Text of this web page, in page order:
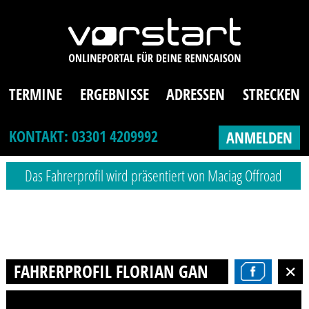
TERMINE ERGEBNISSE ADRESSEN
STRECKEN
KONTAKT: 03301 4209992
ANMELDEN
Das Fahrerprofil wird präsentiert von Maciag Offroad
FAHRERPROFIL FLORIAN GANSEL